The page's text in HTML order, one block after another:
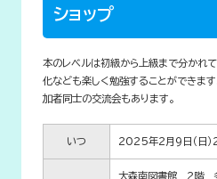
ショップ
本のレベルは初級から上級まで分かれ
化なども楽しく勉強することができま
加者同士の交流会もあります。
いつ 2025年2月9日（日
大森南図書館 2階